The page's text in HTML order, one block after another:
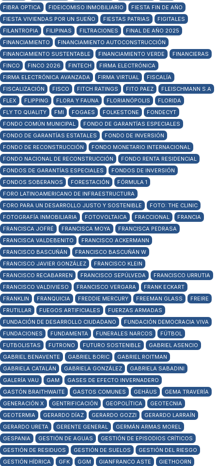
FIBRA OPTICA
FIDEICOMISO INMOBILIARIO
FIESTA FIN DE AÑO
FIESTA VIVIENDAS POR UN SUEÑO
FIESTAS PATRIAS
FIGITALES
FILANTROPIA
FILIPINAS FILTRACIONES
FINAL DE AÑO 2025
FINANCIAMIENTO
FINANCIAMIENTO AUTOCONSTRUCCIÓN
FINANCIAMIENTO SUSTENTABLE
FINANCIAMIENTO VERDE
FINANCIERAS
FINCO
FINCO 2026 FINTECH
FIRMA ELECTRÓNICA
FIRMA ELECTRÓNICA AVANZADA
FIRMA VIRTUAL
FISCALÍA
FISCALIZACIÓN
FISCO FITCH RATINGS FITO PAEZ
FLEISCHMANN S.A
FLEX
FLIPPING FLORA Y FAUNA FLORIANÓPOLIS
FLORIDA
FLY TO QUALITY
FMI FOGAES FOLKESTONE
FONDECYT
FONDO COMÚN MUNICIPAL
FONDO DE GARANTÍAS ESPECIALES
FONDO DE GARANTÍAS ESTATALES
FONDO DE INVERSIÓN
FONDO DE RECONSTRUCCIÓN
FONDO MONETARIO INTERNACIONAL
FONDO NACIONAL DE RECONSTRUCCIÓN
FONDO RENTA RESIDENCIAL
FONDOS DE GARANTÍAS ESPECIALES
FONDOS DE INVERSIÓN
FONDOS SOBERANOS
FORESTACIÓN
FÓRMULA 1
FORO LATINOAMERICANO DE INFRAESTRUCTURA
FORO PARA UN DESARROLLO JUSTO Y SOSTENIBLE
FOTO: THE CLINIC
FOTOGRAFÍA INMOBILIARIA
FOTOVOLTAICA FRACCIONAL
FRANCIA
FRANCISCA JOFRÉ
FRANCISCA MOYA
FRANCISCA PEDRASA
FRANCISCA VALDEBENITO
FRANCISCO ACKERMANN
FRANCISCO BASCUÑÁN
FRANCISCO BASCUÑÁN W
FRANCISCO JAVIER GONZÁLEZ
FRANCISCO KLEIN
FRANCISCO RECABARREN
FRANCISCO SEPÚLVEDA
FRANCISCO URRUTIA
FRANCISCO VALDIVIESO
FRANCISCO VERGARA
FRANK ECKART
FRANKLIN
FRANQUICIA FREDDIE MERCURY FREEMAN GLASS
FREIRE
FRUTILLAR
FUEGOS ARTIFICIALES
FUERZAS ARMADAS
FUNDACIÓN DE DESARROLLO CIUDADANO
FUNDACIÓN DEMOCRACIA VIVA
FUNDACIONES
FUNDAMENTA FUNERALES NARCOS
FÚTBOL
FUTBOLISTAS
FUTRONO FUTURO SOSTENIBLE
GABRIEL ASENCIO
GABRIEL BENAVENTE
GABRIEL BORIC
GABRIEL ROITMAN
GABRIELA CATALÁN
GABRIELA GONZÁLEZ
GABRIELA SABADINI
GALERÍA VAU
GAM
GASES DE EFECTO INVERNADERO
GASTÓN BRAITHWAITE
GASTOS COMUNES GEHÄUS
GEMA TRAVERÍA
GENERACIÓN X
GENTRIFICACIÓN GEOPOLÍTICA
GEOTECNIA
GEOTERMIA
GERARDO DÍAZ GERARDO GOZZI
GERARDO LARRAÍN
GERARDO URETA
GERENTE GENERAL
GERMÁN ARMAS MOREL
GESPANIA
GESTIÓN DE AGUAS
GESTIÓN DE EPISODIOS CRÍTICOS
GESTIÓN DE RESIDUOS
GESTIÓN DE SUELOS
GESTIÓN DEL RIESGO
GESTIÓN HÍDRICA
GFK GGM GIANFRANCO ASTE GIETHOORN